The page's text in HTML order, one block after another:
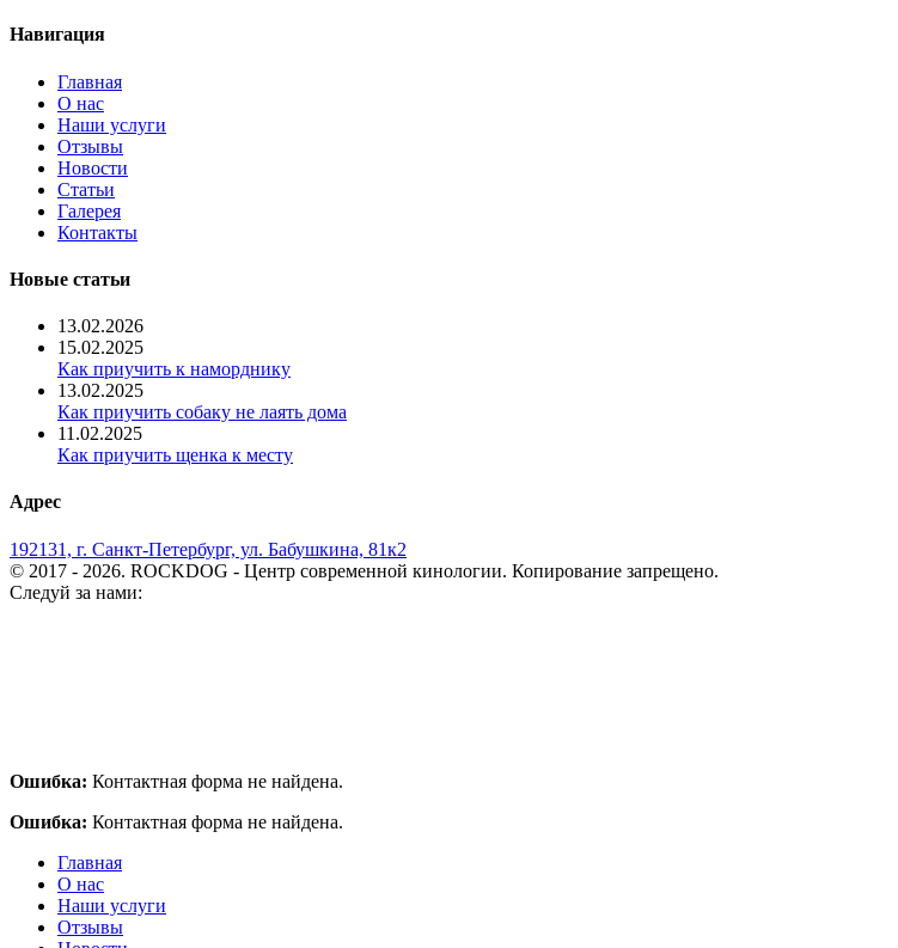
Навигация
Главная
О нас
Наши услуги
Отзывы
Новости
Статьи
Галерея
Контакты
Новые статьи
13.02.2026
15.02.2025
Как приучить к наморднику
13.02.2025
Как приучить собаку не лаять дома
11.02.2025
Как приучить щенка к месту
Адрес
192131, г. Санкт-Петербург, ул. Бабушкина, 81к2
© 2017 - 2026. ROCKDOG - Центр современной кинологии. Копирование запрещено.
Следуй за нами:
Ошибка: Контактная форма не найдена.
Ошибка: Контактная форма не найдена.
Главная
О нас
Наши услуги
Отзывы